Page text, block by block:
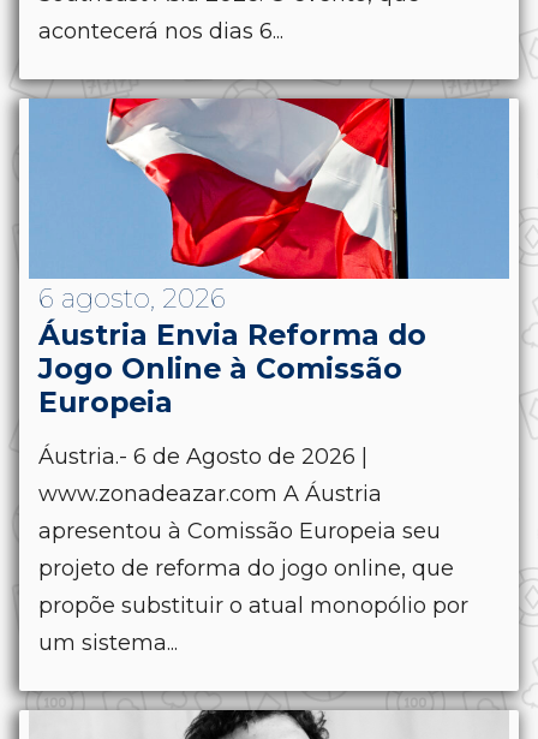
acontecerá nos dias 6...
6 agosto, 2026
Áustria Envia Reforma do
Jogo Online à Comissão
Europeia
Áustria.- 6 de Agosto de 2026 |
www.zonadeazar.com A Áustria
apresentou à Comissão Europeia seu
projeto de reforma do jogo online, que
propõe substituir o atual monopólio por
um sistema...